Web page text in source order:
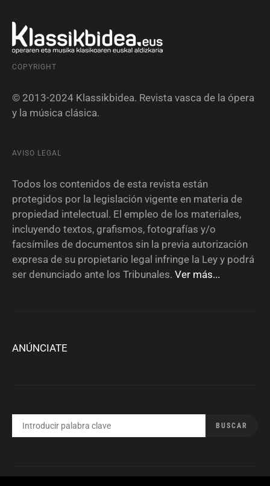
COPYRIGHT
© 2013-2024 Klassikbidea. Revista vasca de la ópera
y la música clásica.
AVISO LEGAL
Todos los contenidos de esta revista están
protegidos por la legislación vigente en materia de
propiedad intelectual. El empleo de los materiales,
incluyendo textos, grafismos, fotografías y/o
facsímiles de documentos sin la previa autorización
expresa de su propietario legal infringe la Ley y podrá
ser denunciado ante los Tribunales. Ver más...
ANÚNCIATE
POR:
BUSCAR